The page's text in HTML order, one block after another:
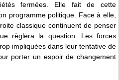
fermées. Elle fait de cette
programme politique. Face à elle,
classique continuent de penser
règlera la question. Les forces
impliquées dans leur tentative de
porter un espoir de changement